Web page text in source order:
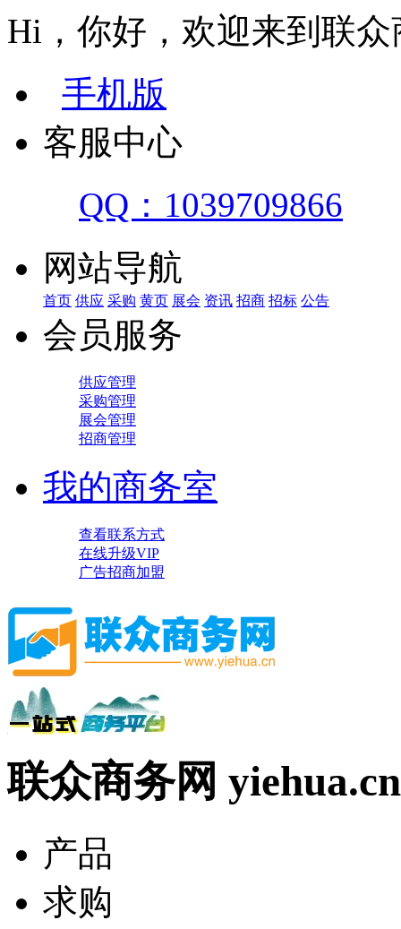
Hi，你好，欢迎来到联众
手机版
客服中心
QQ：1039709866
网站导航
首页 供应 采购 黄页 展会 资讯 招商 招标 公告
会员服务
供应管理
采购管理
展会管理
招商管理
我的商务室
查看联系方式
在线升级VIP
广告招商加盟
联众商务网
产品
求购